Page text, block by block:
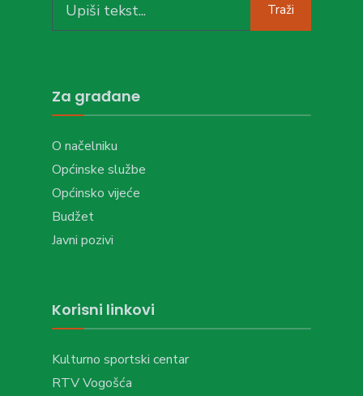
for:
Traži
Za građane
O načelniku
Općinske službe
Općinsko vijeće
Budžet
Javni pozivi
Korisni linkovi
Kulturno sportski centar
RTV Vogošća